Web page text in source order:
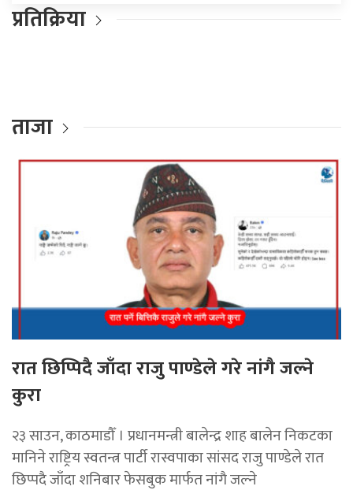
प्रतिक्रिया
ताजा
रात छिप्पिदै जाँदा राजु पाण्डेले गरे नांगै जल्ने
कुरा
२३ साउन, काठमाडौँ । प्रधानमन्त्री बालेन्द्र शाह बालेन निकटका
मानिने राष्ट्रिय स्वतन्त्र पार्टी रास्वपाका सांसद राजु पाण्डेले रात
छिप्पदै जाँदा शनिबार फेसबुक मार्फत नांगै जल्ने